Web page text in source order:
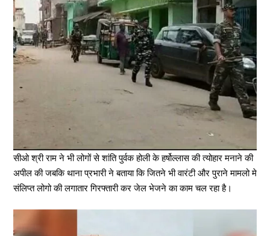
सीओ श्री राम ने भी लोगों से शांति पुर्वक होली के हर्षोल्लास की त्योहार मनाने की
अपील की जबकि थाना प्रभारी ने बताया कि जितने भी वारंटी और पुराने मामलो मे
संलिप्त लोगो की लगातार गिरफ्तारी कर जेल भेजने का काम चल रहा है।